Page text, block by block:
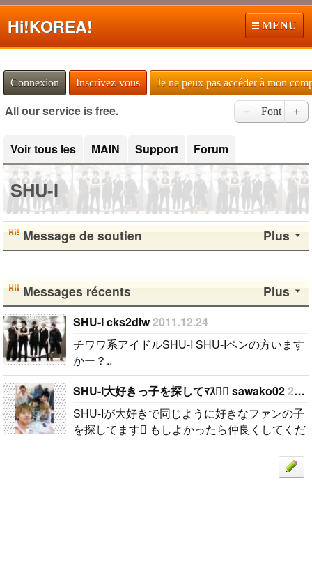
Hi!KOREA! MENU
Connexion Inscrivez-vous Je ne peux pas accéder à mon
All our service is free. － Font ＋
Voir tous les MAIN Support Forum
SHU-I
Plus
Message de soutien
Plus
Messages récents
SHU-I cks2dlw2011.12.24
チワワ系アイドルSHU-I SHU-Iペンの方います
かー？..
SHU-I大好きっ子を探してﾏｽ sawako022012.06.01
SHU-Iが大好きで同じように好きなファンの子
を探してます もしよかったら仲良くしてくだ
さい..